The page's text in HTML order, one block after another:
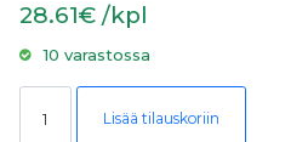
28.61€ /kpl
10 varastossa
Laattalista L-mallinen 10/2500 kiiltävä
Lisää tilauskoriin